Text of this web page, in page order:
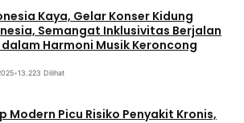
Kaya, Gelar Konser Kidung
Semangat Inklusivitas Berjalan
Harmoni Musik Keroncong
•13.223 Dilihat
Modern Picu Risiko Penyakit Kronis,